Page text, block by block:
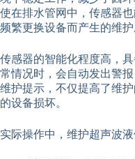
使在排水管网中，传感器
频繁更换设备而产生的维护
传感器的智能化程度高，
常情况时，会自动发出警
维护提示，不仅提高了维
的设备损坏。
实际操作中，维护超声波